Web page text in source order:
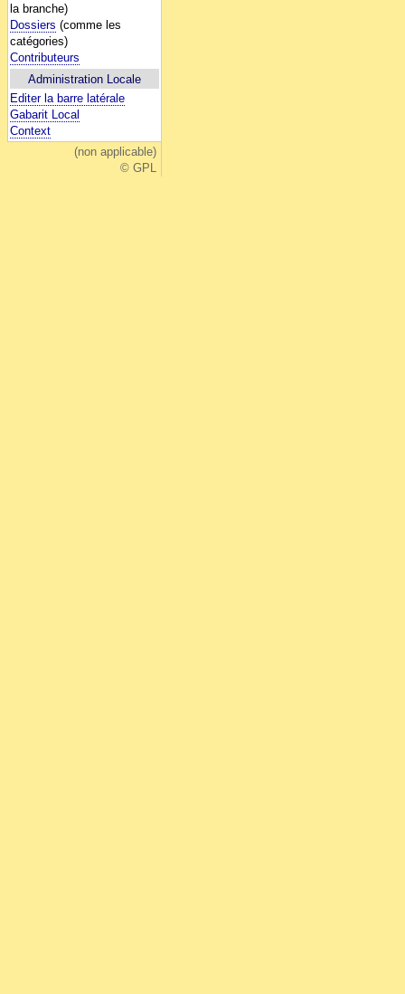
la branche)
Dossiers (comme les
catégories)
Contributeurs
Administration Locale
Editer la barre latérale
Gabarit Local
Context
(non applicable)
© GPL